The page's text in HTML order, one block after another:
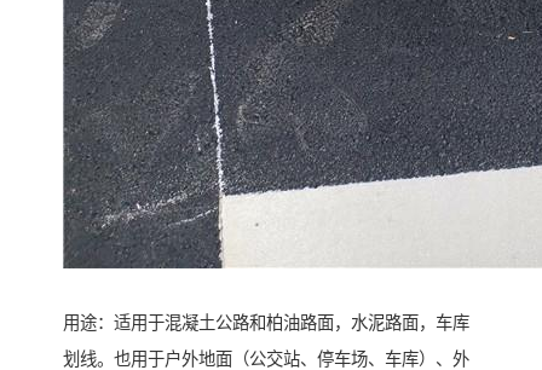
用途：适用于混凝土公路和柏油路面，水泥路面，车库
划线。也用于户外地面（公交站、停车场、车库）、外